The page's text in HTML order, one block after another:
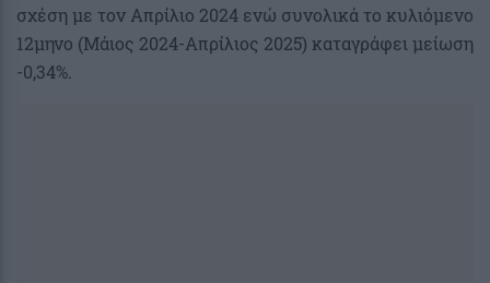
σχέση με τον Απρίλιο 2024 ενώ συνολικά το κυλιόμενο
12μηνο (Μάιος 2024-Απρίλιος 2025) καταγράφει μείωση
-0,34%.